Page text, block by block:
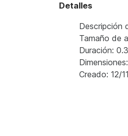
Detalles
Descripción
Tamaño de
Duración:
Creado: 12/